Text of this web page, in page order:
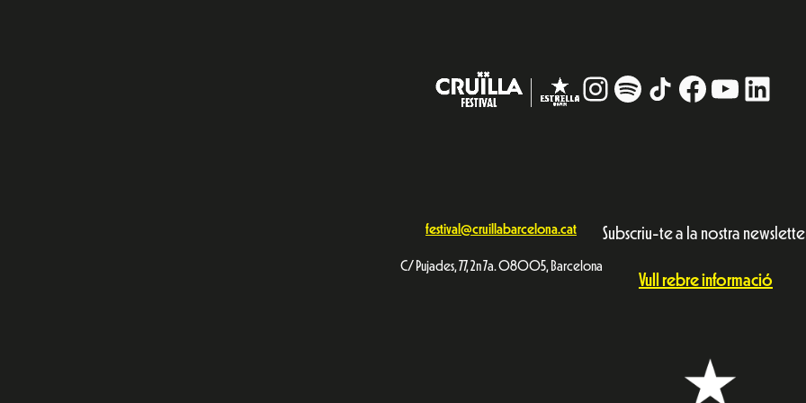
Instagram
# TikTokFacebook
YouTube
festival@cruillabarcelona.cat
C/ Pujades, 77, 2n 7a. 08005, Barcelona
Subscriu-te a la nostra
Vull rebre informació